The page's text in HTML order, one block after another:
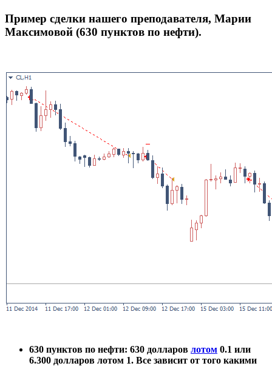
Пример сделки нашего преподавателя, Марии
Максимовой (630 пунктов по нефти).
630 пунктов по нефти: 630 долларов лотом 0.1 или
6.300 долларов лотом 1. Все зависит от того какими